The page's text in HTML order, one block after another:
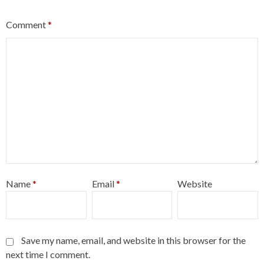
Comment*
Name* Email* Website
Save my name, email, and website in this browser for the
next time I comment.